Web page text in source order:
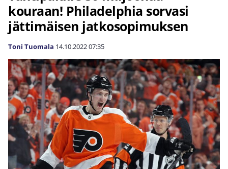
kouraan! Philadelphia sorvasi
jättimäisen jatkosopimuksen
Toni Tuomala 14.10.202207:35